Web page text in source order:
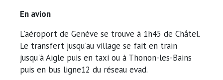
En avion
L'aéroport de Genève se trouve à 1h45 de Châtel.
Le transfert jusqu'au village se fait en train
jusqu'à Aigle puis en taxi ou à Thonon-les-Bains
puis en bus ligne12 du réseau evad.